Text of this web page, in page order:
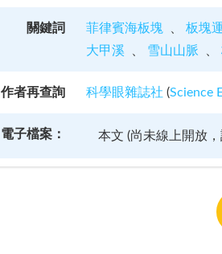
關鍵詞 菲律賓海板塊 板塊
大甲溪
雪山山脈
作者再查詢 科學眼雜誌社 (Science
電子檔案： 本文 (尚未線上開放